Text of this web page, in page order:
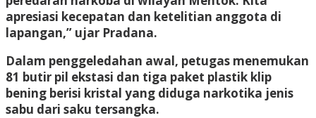
apresiasi kecepatan dan ketelitian anggota di
lapangan,” ujar Pradana.
Dalam penggeledahan awal, petugas menemukan
81 butir pil ekstasi dan tiga paket plastik klip
bening berisi kristal yang diduga narkotika jenis
sabu dari saku tersangka.